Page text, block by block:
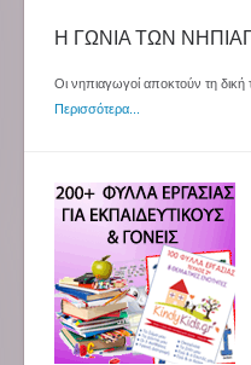
Η ΓΩΝΙΑ ΤΩΝ
Οι νηπιαγωγοί αποκτούν τη
Περισσότερα...